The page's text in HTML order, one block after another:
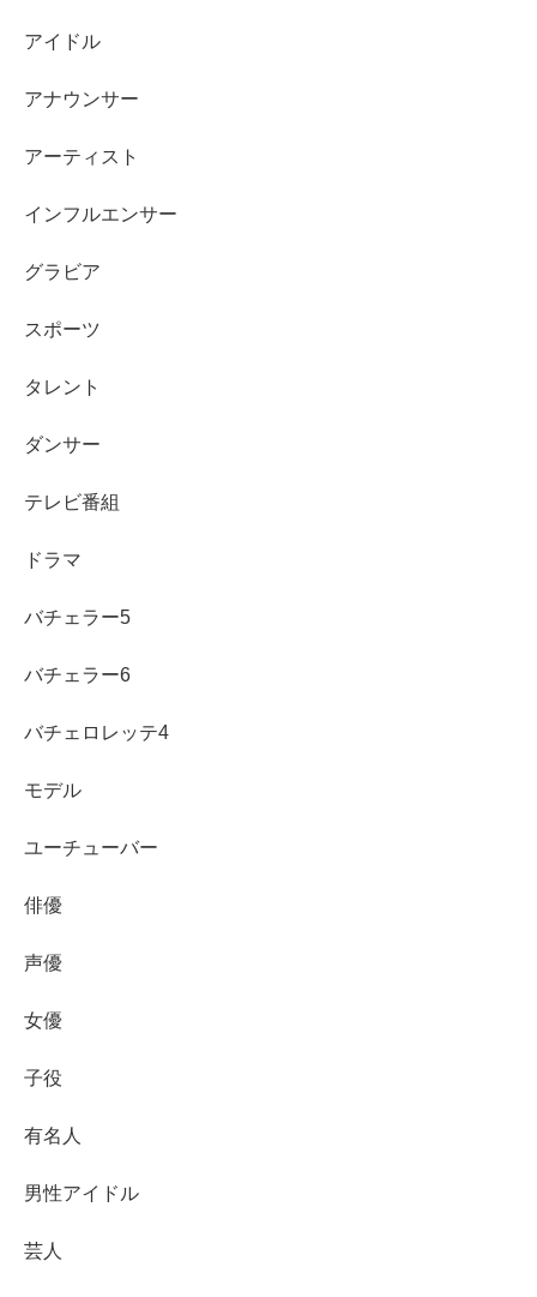
まとめ
英語力は本当
英語企画への出演歴があり、
大学は学習院大学卒業の報告があり、学歴として確
度が高いです。
像につながります。
M!LKは2018年加入、担当カラーはハッピーレッドで
俳優としてもドラマ・映画に出演し、活動の幅を広
「曽野舜太さんの英語はすごい？」の答えは
い部分は無理に断定せず、
アイドル
アナウンサー
アーティスト
インフルエンサー
グラビア
スポーツ
タレント
ダンサー
テレビ番組
ドラマ
バチェラー5
バチェラー6
バチェロレッテ4
モデル
ユーチューバー
俳優
声優
女優
子役
有名人
男性アイドル
芸人